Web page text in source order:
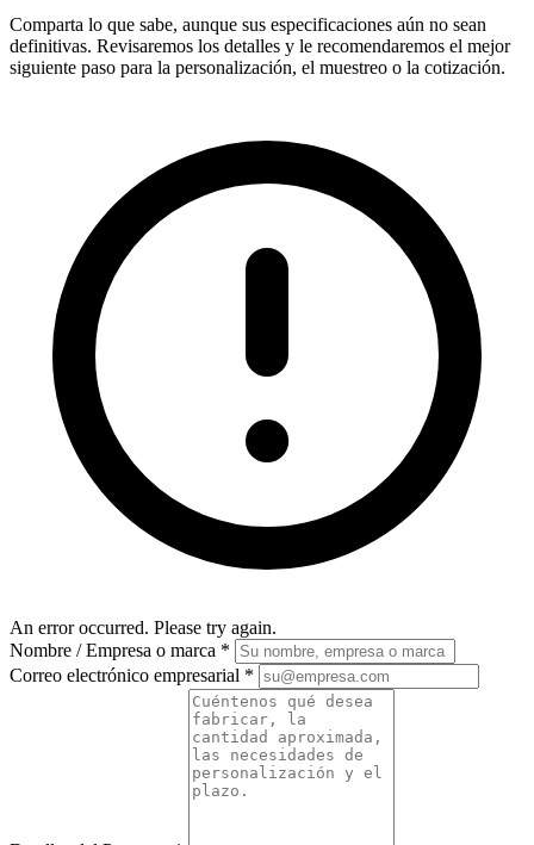
Comparta lo que sabe, aunque sus especificaciones aún no sean
definitivas. Revisaremos los detalles y le recomendaremos el mejor
siguiente paso para la personalización, el muestreo o la cotización.
An error occurred. Please try again.
Nombre / Empresa o marca *
Correo electrónico empresarial *